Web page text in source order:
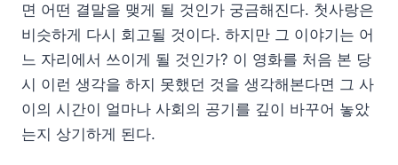
면 어떤 결말을 맺게 될 것인가 궁금해진다. 첫사랑은
비슷하게 다시 회고될 것이다. 하지만 그 이야기는 어
느 자리에서 쓰이게 될 것인가? 이 영화를 처음 본 당
시 이런 생각을 하지 못했던 것을 생각해본다면 그 사
이의 시간이 얼마나 사회의 공기를 깊이 바꾸어 놓았
는지 상기하게 된다.